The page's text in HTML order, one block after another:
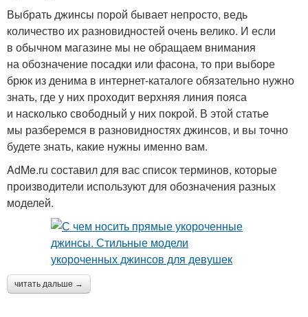
Выбрать джинсы порой бывает непросто, ведь
количество их разновидностей очень велико. И если
в обычном магазине мы не обращаем внимания
на обозначение посадки или фасона, то при выборе
брюк из денима в интернет-каталоге обязательно нужно
знать, где у них проходит верхняя линия пояса
и насколько свободный у них покрой. В этой статье
мы разберемся в разновидностях джинсов, и вы точно
будете знать, какие нужны именно вам.
AdMe.ru составил для вас список терминов, которые
производители используют для обозначения разных
моделей.
читать дальше →